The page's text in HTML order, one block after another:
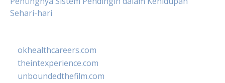
Sehari-hari
okhealthcareers.com
theintexperience.com
unboundedthefilm.com